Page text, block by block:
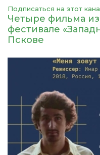
Подписаться на этот
Четыре фильма
фестивале
Пскове